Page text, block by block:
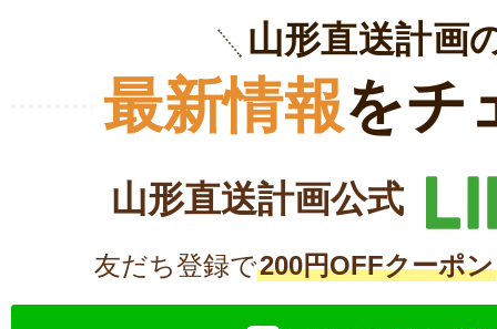
山形直送計画
最新情報をチ
山形直送計画公式
友だち登録で200円OFFクーポン